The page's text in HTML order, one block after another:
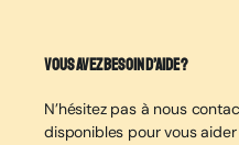
Vous avez besoin d’aide ?
N’hésitez pas à nous
disponibles pour vous